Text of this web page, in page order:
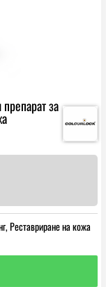
за
,Реставриране на кожа